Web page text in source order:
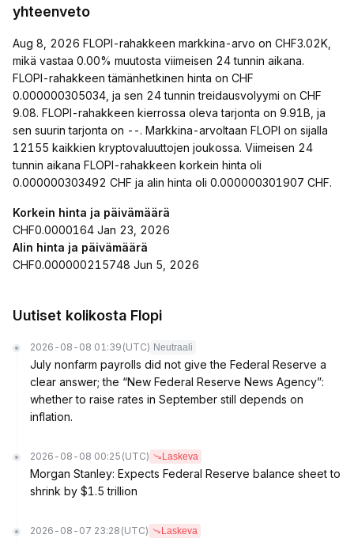
yhteenveto
Aug 8, 2026 FLOPI-rahakkeen markkina-arvo on CHF3.02K,
mikä vastaa 0.00% muutosta viimeisen 24 tunnin aikana.
FLOPI-rahakkeen tämänhetkinen hinta on CHF
0.000000305034, ja sen 24 tunnin treidausvolyymi on CHF
9.08. FLOPI-rahakkeen kierrossa oleva tarjonta on 9.91B, ja
sen suurin tarjonta on --. Markkina-arvoltaan FLOPI on sijalla
12155 kaikkien kryptovaluuttojen joukossa. Viimeisen 24
tunnin aikana FLOPI-rahakkeen korkein hinta oli
0.000000303492 CHF ja alin hinta oli 0.000000301907 CHF.
Korkein hinta ja päivämäärä
CHF0.0000164 Jan 23, 2026
Alin hinta ja päivämäärä
CHF0.000000215748 Jun 5, 2026
Uutiset kolikosta Flopi
2026-08-08 01:39 (UTC) Neutraali
July nonfarm payrolls did not give the Federal Reserve a
clear answer; the “New Federal Reserve News Agency”:
whether to raise rates in September still depends on
inflation.
2026-08-08 00:25 (UTC) Laskeva
Morgan Stanley: Expects Federal Reserve balance sheet to
shrink by $1.5 trillion
2026-08-07 23:28 (UTC) Laskeva